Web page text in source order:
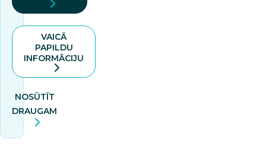
VAICĀ
PAPILDU
INFORMĀCIJU
NOSŪTĪT
DRAUGAM